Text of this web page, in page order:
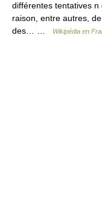
différentes tentatives
raison, entre autres,
des… …
Wikipédia en